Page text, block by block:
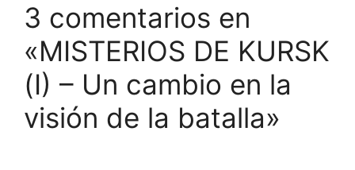
3 comentarios en
«MISTERIOS DE KURSK
(I) – Un cambio en la
visión de la batalla»